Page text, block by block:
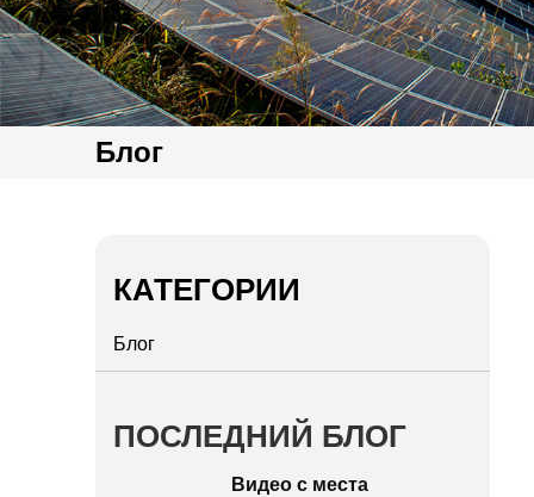
Блог
КАТЕГОРИИ
Блог
ПОСЛЕДНИЙ БЛОГ
Видео с места